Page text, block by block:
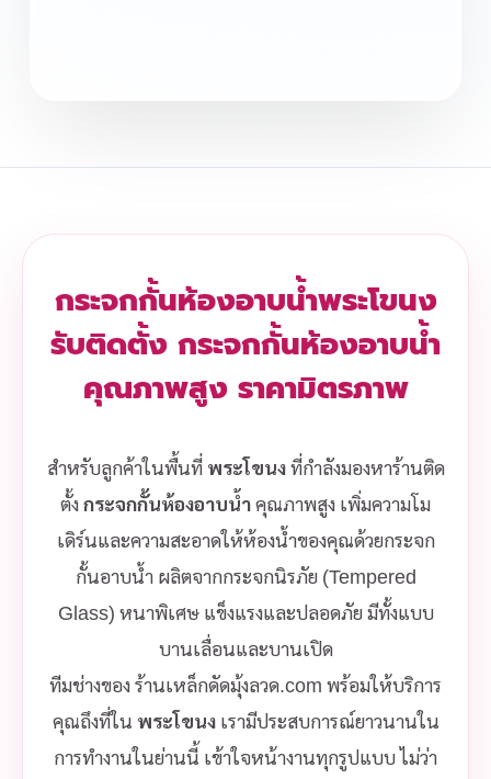
กระจกกั้นห้องอาบน้ำพระโขนง
รับติดตั้ง กระจกกั้นห้องอาบน้ำ
คุณภาพสูง ราคามิตรภาพ
สำหรับลูกค้าในพื้นที่ พระโขนงที่กำลังมองหาร้านติด
ตั้งกระจกกั้นห้องอาบน้ำคุณภาพสูง เพิ่มความโม
เดิร์นและความสะอาดให้ห้องน้ำของคุณด้วยกระจก
กั้นอาบน้ำ ผลิตจากกระจกนิรภัย (Tempered
Glass) หนาพิเศษ แข็งแรงและปลอดภัย มีทั้งแบบ
บานเลื่อนและบานเปิด
ทีมช่างของ ร้านเหล็กดัดมุ้งลวด.com พร้อมให้บริการ
คุณถึงที่ใน พระโขนงเรามีประสบการณ์ยาวนานใน
การทำงานในย่านนี้ เข้าใจหน้างานทุกรูปแบบ ไม่ว่า